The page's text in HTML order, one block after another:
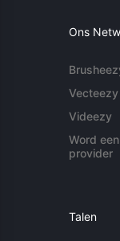
Ons
Vecteezy
Videezy
Word een
provider
Talen